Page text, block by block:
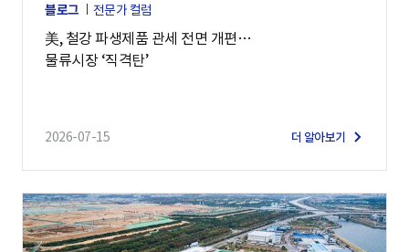
블로그 전문가 컬럼
美, 철강 파생제품 관세 전면 개편…
물류시장 ‘직격탄’
2026-07-15 더 알아보기